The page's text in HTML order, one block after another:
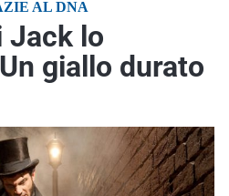
AL DNA
Jack lo
giallo durato